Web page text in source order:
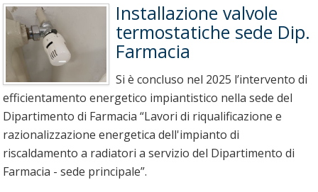
Installazione valvole
termostatiche sede Dip.
Farmacia
Si è concluso nel 2025 l’intervento di
efficientamento energetico impiantistico nella sede del
Dipartimento di Farmacia “Lavori di riqualificazione e
razionalizzazione energetica dell'impianto di
riscaldamento a radiatori a servizio del Dipartimento di
Farmacia - sede principale”.